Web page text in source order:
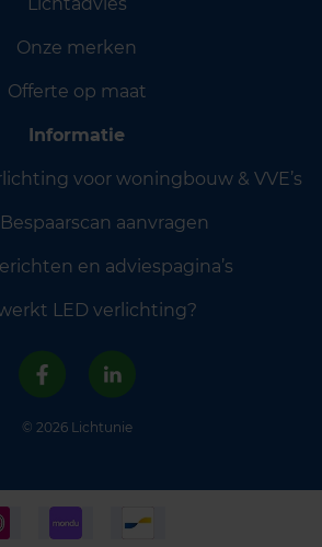
Onze merken
Offerte op maat
Informatie
voor woningbouw & VVE’s
aanvragen
en adviespagina’s
LED verlichting?
© 2026 Lichtunie